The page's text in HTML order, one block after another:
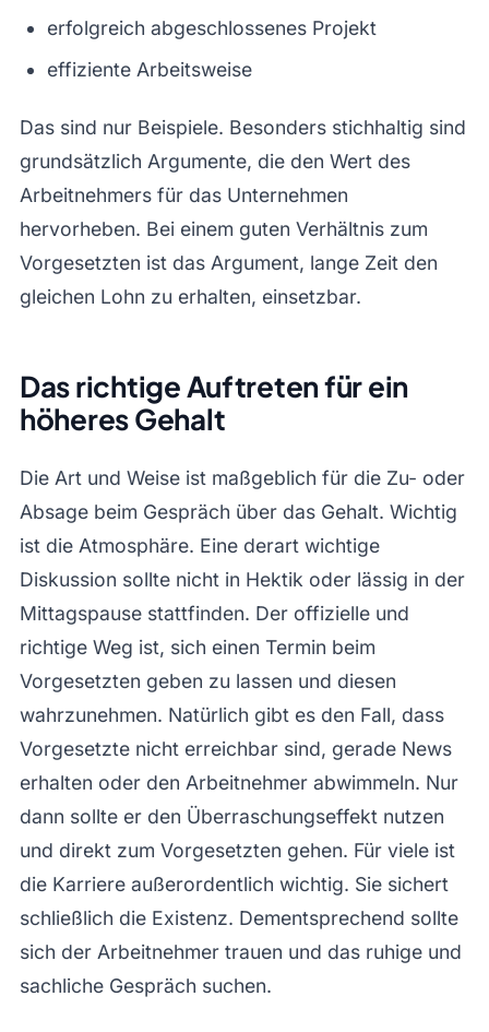
erfolgreich abgeschlossenes Projekt
effiziente Arbeitsweise
Das sind nur Beispiele. Besonders stichhaltig sind
grundsätzlich Argumente, die den Wert des
Arbeitnehmers für das Unternehmen
hervorheben. Bei einem guten Verhältnis zum
Vorgesetzten ist das Argument, lange Zeit den
gleichen Lohn zu erhalten, einsetzbar.
Das richtige Auftreten für ein
höheres Gehalt
Die Art und Weise ist maßgeblich für die Zu- oder
Absage beim Gespräch über das Gehalt. Wichtig
ist die Atmosphäre. Eine derart wichtige
Diskussion sollte nicht in Hektik oder lässig in der
Mittagspause stattfinden. Der offizielle und
richtige Weg ist, sich einen Termin beim
Vorgesetzten geben zu lassen und diesen
wahrzunehmen. Natürlich gibt es den Fall, dass
Vorgesetzte nicht erreichbar sind, gerade News
erhalten oder den Arbeitnehmer abwimmeln. Nur
dann sollte er den Überraschungseffekt nutzen
und direkt zum Vorgesetzten gehen. Für viele ist
die Karriere außerordentlich wichtig. Sie sichert
schließlich die Existenz. Dementsprechend sollte
sich der Arbeitnehmer trauen und das ruhige und
sachliche Gespräch suchen.